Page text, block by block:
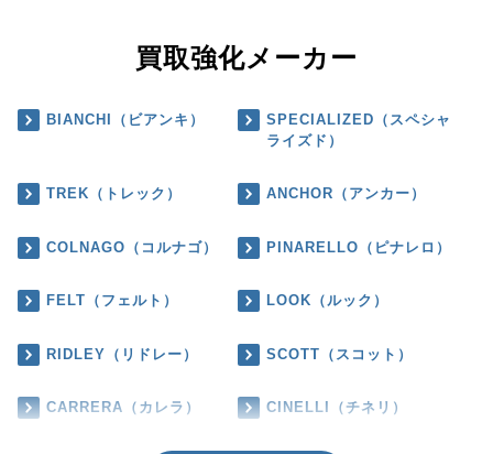
買取強化メーカー
BIANCHI（ビアンキ）
SPECIALIZED（スペシャ
ライズド）
TREK（トレック） ANCHOR（アンカー）
COLNAGO（コルナゴ） PINARELLO（ピナレロ）
FELT（フェルト） LOOK（ルック）
RIDLEY（リドレー） SCOTT（スコット）
CARRERA（カレラ） CINELLI（チネリ）